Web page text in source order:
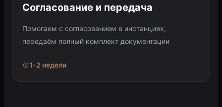
Согласование и передача
Помогаем с согласованием в инстанциях,
передаём полный комплект документации
1-2 недели